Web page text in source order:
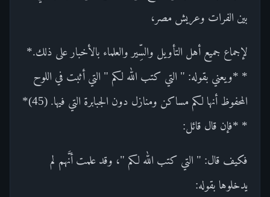
بين الفرات وعريش مصر،
لإجماع جميع أهل التأويل والسِّير والعلماء بالأخبار على ذلك.*
* *ويعني بقوله: " التي كتب الله لكم " التي أثبت في اللوح
المحفوظ أنها لكم مساكن ومنازل دون الجبابرة التي فيها. (45)*
* *فإن قال قائل:
فكيف قال: " التي كتب الله لكم "، وقد علمت أنَّهم لم
يدخلوها بقوله: